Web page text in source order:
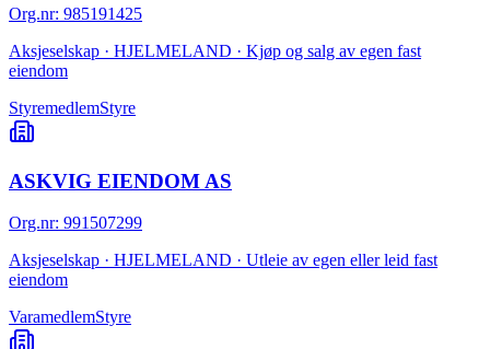
Org.nr: 985191425
Aksjeselskap · HJELMELAND · Kjøp og salg av egen fast
eiendom
StyremedlemStyre
ASKVIG EIENDOM AS
Org.nr: 991507299
Aksjeselskap · HJELMELAND · Utleie av egen eller leid fast
eiendom
VaramedlemStyre